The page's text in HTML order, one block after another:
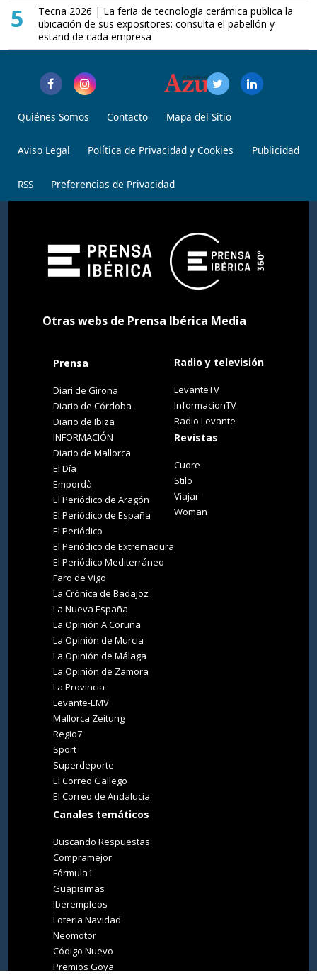
5
Tecna 2026 | La feria de tecnología cerámica publica la
ubicación de sus expositores: consulta el pabellón y
estand de cada empresa
Quiénes Somos Contacto Mapa del Sitio
Aviso Legal Política de Privacidad y Cookies Publicidad
RSS Preferencias de Privacidad
Otras webs de Prensa Ibérica Media
Prensa
Diari de Girona
Diario de Córdoba
Diario de Ibiza
INFORMACIÓN
Diario de Mallorca
El Día
Empordà
El Periódico de Aragón
El Periódico de España
El Periódico
El Periódico de Extremadura
El Periódico Mediterráneo
Faro de Vigo
La Crónica de Badajoz
La Nueva España
La Opinión A Coruña
La Opinión de Murcia
La Opinión de Málaga
La Opinión de Zamora
La Provincia
Levante-EMV
Mallorca Zeitung
Regio7
Sport
Superdeporte
El Correo Gallego
El Correo de Andalucia
Canales temáticos
Buscando Respuestas
Compramejor
Fórmula1
Guapisimas
Iberempleos
Loteria Navidad
Neomotor
Código Nuevo
Premios Goya
Radio y televisión
LevanteTV
InformacionTV
Radio Levante
Revistas
Cuore
Stilo
Viajar
Woman